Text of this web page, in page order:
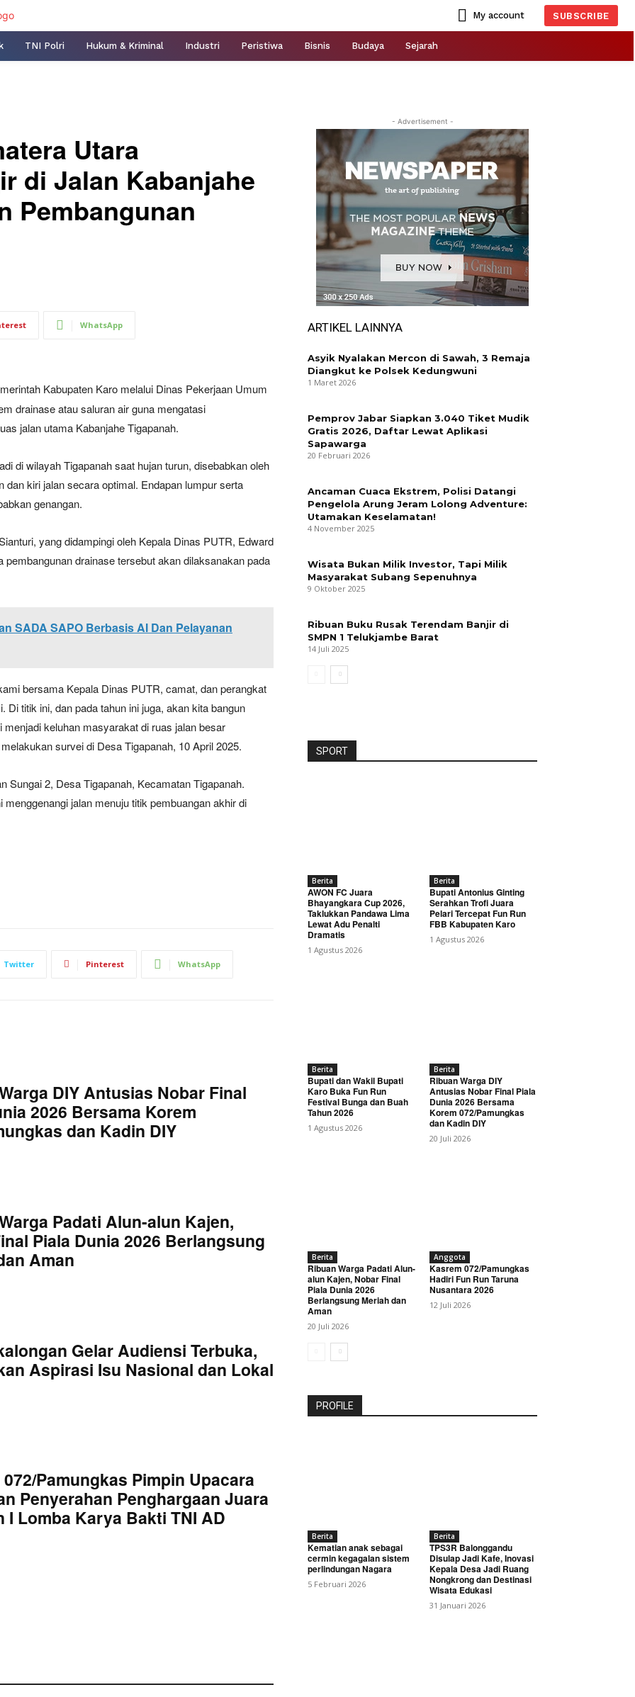
My account SUBSCRIBE
TNI Polri Hukum & Kriminal Industri Peristiwa Bisnis Budaya Sejarah
Utara
di Jalan Kabanjahe
Pembangunan
WhatsApp
Kabupaten Karo melalui Dinas Pekerjaan Umum
drainase atau saluran air guna mengatasi
jalan utama Kabanjahe Tigapanah.
di wilayah Tigapanah saat hujan turun, disebabkan oleh
kiri jalan secara optimal. Endapan lumpur serta
genangan.
yang didampingi oleh Kepala Dinas PUTR, Edward
drainase tersebut akan dilaksanakan pada
SADA SAPO Berbasis AI Dan Pelayanan
bersama Kepala Dinas PUTR, camat, dan perangkat
titik ini, dan pada tahun ini juga, akan kita bangun
keluhan masyarakat di ruas jalan besar
survei di Desa Tigapanah, 10 April 2025.
Sungai 2, Desa Tigapanah, Kecamatan Tigapanah.
jalan menuju titik pembuangan akhir di
Twitter Pinterest WhatsApp
DIY Antusias Nobar Final
2026 Bersama Korem
dan Kadin DIY
Padati Alun-alun Kajen,
Piala Dunia 2026 Berlangsung
Aman
Gelar Audiensi Terbuka,
Aspirasi Isu Nasional dan Lokal
Pamungkas Pimpin Upacara
Penyerahan Penghargaan Juara
I Lomba Karya Bakti TNI AD
- Advertisement -
ARTIKEL LAINNYA
Asyik Nyalakan Mercon di Sawah, 3 Remaja
Diangkut ke Polsek Kedungwuni
1 Maret 2026
Pemprov Jabar Siapkan 3.040 Tiket Mudik
Gratis 2026, Daftar Lewat Aplikasi
Sapawarga
20 Februari 2026
Ancaman Cuaca Ekstrem, Polisi Datangi
Pengelola Arung Jeram Lolong Adventure:
Utamakan Keselamatan!
4 November 2025
Wisata Bukan Milik Investor, Tapi Milik
Masyarakat Subang Sepenuhnya
9 Oktober 2025
Ribuan Buku Rusak Terendam Banjir di
SMPN 1 Telukjambe Barat
14 Juli 2025
SPORT
Berita
AWON FC Juara
Bhayangkara Cup 2026,
Taklukkan Pandawa Lima
Lewat Adu Penalti
Dramatis
1 Agustus 2026
Berita
Bupati Antonius Ginting
Serahkan Trofi Juara
Pelari Tercepat Fun Run
FBB Kabupaten Karo
1 Agustus 2026
Berita
Bupati dan Wakil Bupati
Karo Buka Fun Run
Festival Bunga dan Buah
Tahun 2026
1 Agustus 2026
Berita
Ribuan Warga DIY
Antusias Nobar Final Piala
Dunia 2026 Bersama
Korem 072/Pamungkas
dan Kadin DIY
20 Juli 2026
Berita
Ribuan Warga Padati Alun-
alun Kajen, Nobar Final
Piala Dunia 2026
Berlangsung Meriah dan
Aman
20 Juli 2026
Anggota
Kasrem 072/Pamungkas
Hadiri Fun Run Taruna
Nusantara 2026
12 Juli 2026
PROFILE
Berita
Kematian anak sebagai
cermin kegagalan sistem
perlindungan Nagara
5 Februari 2026
Berita
TPS3R Balonggandu
Disulap Jadi Kafe, Inovasi
Kepala Desa Jadi Ruang
Nongkrong dan Destinasi
Wisata Edukasi
31 Januari 2026